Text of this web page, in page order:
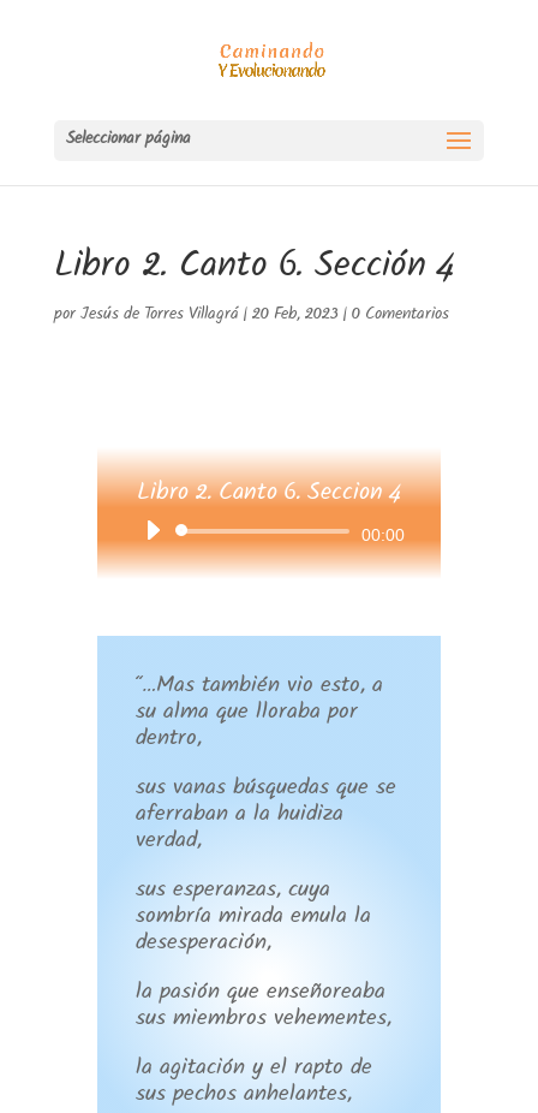
Seleccionar página
Libro 2. Canto 6. Sección 4
por Jesús de Torres Villagrá | 20 Feb, 2023 | 0 Comentarios
Libro 2. Canto 6. Seccion 4
Reproductor
de
00:00
“…Mas también vio esto, a
su alma que lloraba por
dentro,
sus vanas búsquedas que se
aferraban a la huidiza
verdad,
sus esperanzas, cuya
sombría mirada emula la
desesperación,
la pasión que enseñoreaba
sus miembros vehementes,
la agitación y el rapto de
sus pechos anhelantes,